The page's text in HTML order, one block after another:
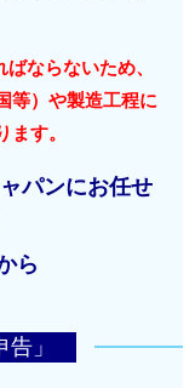
ならないため、
等）や製造工程に
す。
パンにお任せ
ら
告」